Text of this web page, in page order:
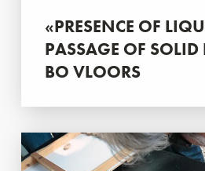
«PRESENCE OF
PASSAGE OF SOLID
BO VLOORS